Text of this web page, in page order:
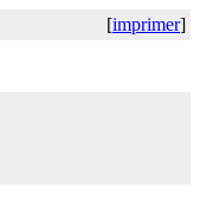
[imprimer]